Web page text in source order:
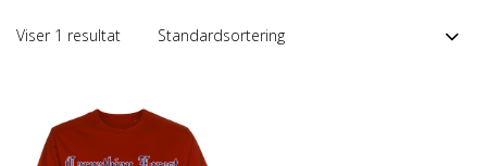
Viser 1 resultat